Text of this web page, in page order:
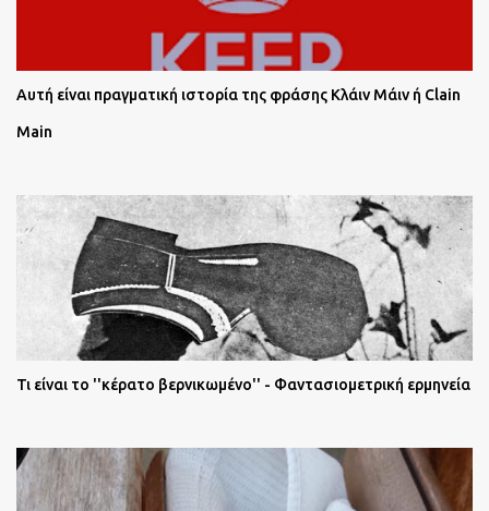
Αυτή είναι πραγματική ιστορία της φράσης Κλάιν Μάιν ή Clain
Main
Τι είναι το ''κέρατο βερνικωμένο'' - Φαντασιομετρική ερμηνεία